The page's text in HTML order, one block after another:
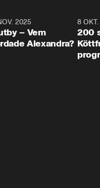
31:05
2025
– Vem
Alexandra?
8
200